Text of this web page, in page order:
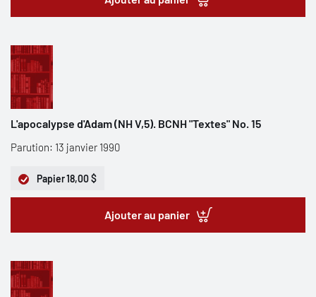
L'apocalypse d'Adam (NH V,5). BCNH "Textes" No. 15
Parution: 13 janvier 1990
Papier18,00 $
Ajouter au panier